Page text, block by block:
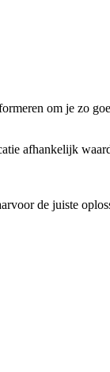
om je zo
afhankelijk
de juiste